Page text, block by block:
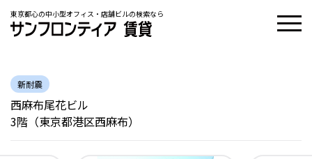
東京都心の中小型オフィス・店舗ビルの検索なら
新耐震
西麻布尾花ビル
3階（東京都港区西麻布）